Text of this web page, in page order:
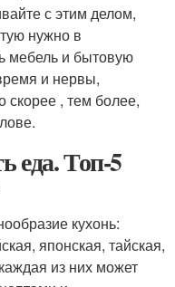
с этим делом,
нужно в
мебель и бытовую
и нервы,
скорее , тем более,
еда. Топ-5
кухонь:
японская, тайская,
из них может